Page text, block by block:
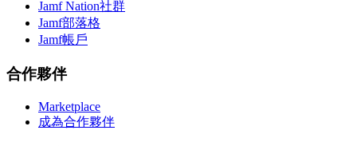
Jamf Nation社群
Jamf部落格
Jamf帳戶
合作夥伴
Marketplace
成為合作夥伴